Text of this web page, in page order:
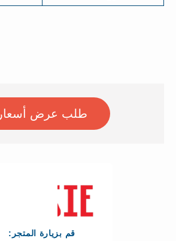
طلب عرض أسعار
قم بزيارة المتجر: